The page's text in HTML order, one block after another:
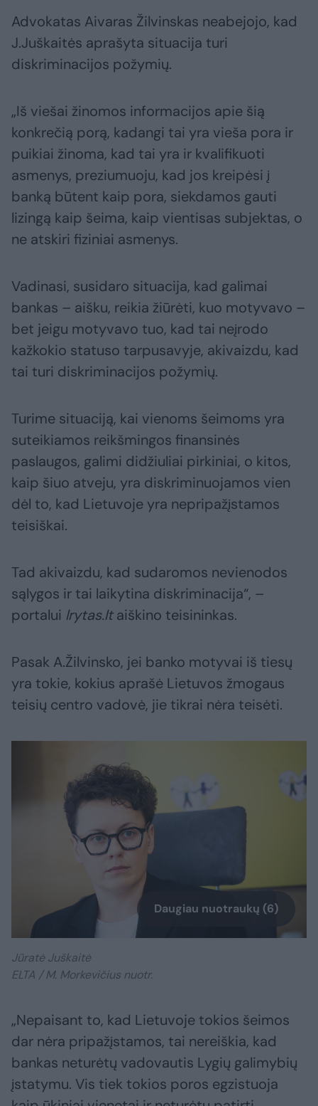
Advokatas Aivaras Žilvinskas neabejojo, kad
J.Juškaitės aprašyta situacija turi
diskriminacijos požymių.
„Iš viešai žinomos informacijos apie šią
konkrečią porą, kadangi tai yra vieša pora ir
puikiai žinoma, kad tai yra ir kvalifikuoti
asmenys, preziumuoju, kad jos kreipėsi į
banką būtent kaip pora, siekdamos gauti
lizingą kaip šeima, kaip vientisas subjektas, o
ne atskiri fiziniai asmenys.
Vadinasi, susidaro situacija, kad galimai
bankas – aišku, reikia žiūrėti, kuo motyvavo –
bet jeigu motyvavo tuo, kad tai neįrodo
kažkokio statuso tarpusavyje, akivaizdu, kad
tai turi diskriminacijos požymių.
Turime situaciją, kai vienoms šeimoms yra
suteikiamos reikšmingos finansinės
paslaugos, galimi didžiuliai pirkiniai, o kitos,
kaip šiuo atveju, yra diskriminuojamos vien
dėl to, kad Lietuvoje yra nepripažįstamos
teisiškai.
Tad akivaizdu, kad sudaromos nevienodos
sąlygos ir tai laikytina diskriminacija“, –
portalui lrytas.ltaiškino teisininkas.
Pasak A.Žilvinsko, jei banko motyvai iš tiesų
yra tokie, kokius aprašė Lietuvos žmogaus
teisių centro vadovė, jie tikrai nėra teisėti.
Daugiau nuotraukų (6)
Jūratė Juškaitė
ELTA / M. Morkevičius nuotr.
„Nepaisant to, kad Lietuvoje tokios šeimos
dar nėra pripažįstamos, tai nereiškia, kad
bankas neturėtų vadovautis Lygių galimybių
įstatymu. Vis tiek tokios poros egzistuoja